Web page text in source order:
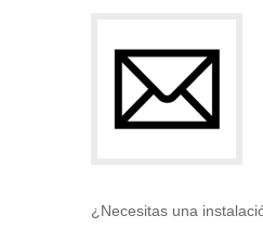
¿Necesitas una